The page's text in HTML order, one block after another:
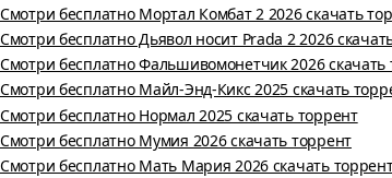
Смотри бесплатно Мортал Комбат 2 2026 скачать
Смотри бесплатно Дьявол носит Prada 2 2026
Смотри бесплатно Фальшивомонетчик 2026 скачать
Смотри бесплатно Майл-Энд-Кикс 2025 скачать
Смотри бесплатно Нормал 2025 скачать торрент
Смотри бесплатно Мумия 2026 скачать торрент
Смотри бесплатно Мать Мария 2026 скачать